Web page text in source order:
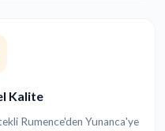
Kalite
Rumence'den Yunanca'ye